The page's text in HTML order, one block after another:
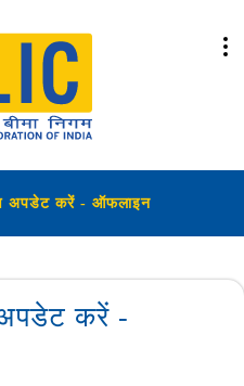
अपडेट करें - ऑफलाइन
करें -